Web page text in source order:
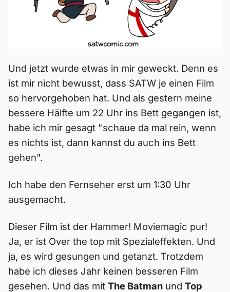
Und jetzt wurde etwas in mir geweckt. Denn es
ist mir nicht bewusst, dass SATW je einen Film
so hervorgehoben hat. Und als gestern meine
bessere Hälfte um 22 Uhr ins Bett gegangen ist,
habe ich mir gesagt "schaue da mal rein, wenn
es nichts ist, dann kannst du auch ins Bett
gehen".
Ich habe den Fernseher erst um 1:30 Uhr
ausgemacht.
Dieser Film ist der Hammer! Moviemagic pur!
Ja, er ist Over the top mit Spezialeffekten. Und
ja, es wird gesungen und getanzt. Trotzdem
habe ich dieses Jahr keinen besseren Film
gesehen. Und das mit The Batman und Top